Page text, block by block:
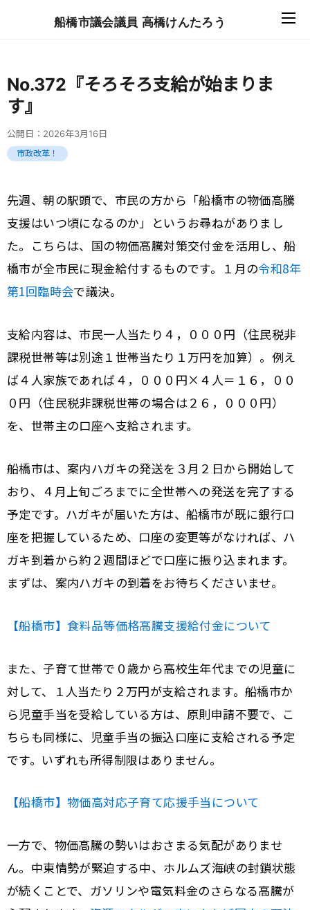
船橋市議会議員 高橋けんたろう
No.372『そろそろ支給が始まりま
す』
公開日： 2026年3月16日
市政改革！
先週、朝の駅頭で、市民の方から「船橋市の物価高騰
支援はいつ頃になるのか」というお尋ねがありまし
た。こちらは、国の物価高騰対策交付金を活用し、船
橋市が全市民に現金給付するものです。１月の令和8年
第1回臨時会で議決。
支給内容は、市民一人当たり４，０００円（住民税非
課税世帯等は別途１世帯当たり１万円を加算）。例え
ば４人家族であれば４，０００円×４人＝１６，００
０円（住民税非課税世帯の場合は２６，０００円）
を、世帯主の口座へ支給されます。
船橋市は、案内ハガキの発送を３月２日から開始して
おり、４月上旬ごろまでに全世帯への発送を完了する
予定です。ハガキが届いた方は、船橋市が既に銀行口
座を把握しているため、口座の変更等がなければ、ハ
ガキ到着から約２週間ほどで口座に振り込まれます。
まずは、案内ハガキの到着をお待ちくださいませ。
【船橋市】食料品等価格高騰支援給付金について
また、子育て世帯で０歳から高校生年代までの児童に
対して、１人当たり２万円が支給されます。船橋市か
ら児童手当を受給している方は、原則申請不要で、こ
ちらも同様に、児童手当の振込口座に支給される予定
です。いずれも所得制限はありません。
【船橋市】物価高対応子育て応援手当について
一方で、物価高騰の勢いはおさまる気配がありませ
ん。中東情勢が緊迫する中、ホルムズ海峡の封鎖状態
が続くことで、ガソリンや電気料金のさらなる高騰が